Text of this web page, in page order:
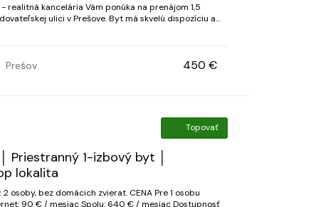
Prešove. Byt má skvelú dispozíciu a
Prešov 450 €
Topovať
Priestranný 1-izbový byt │
lokalita
Pre 1 osobu
90 € / mesiac Spolu: 640 € / mesiac Dostupnosť